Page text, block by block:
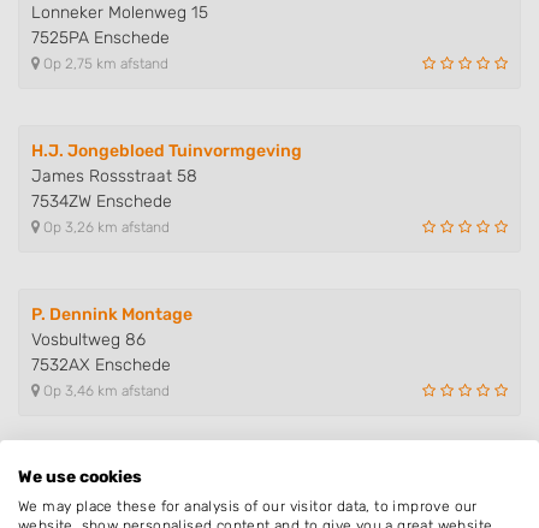
Lonneker Molenweg 15
7525PA Enschede
Op 2,75 km afstand
H.J. Jongebloed Tuinvormgeving
James Rossstraat 58
7534ZW Enschede
Op 3,26 km afstand
P. Dennink Montage
Vosbultweg 86
7532AX Enschede
Op 3,46 km afstand
BijHof
Carolastraat 14
We use cookies
We may place these for analysis of our visitor data, to improve our